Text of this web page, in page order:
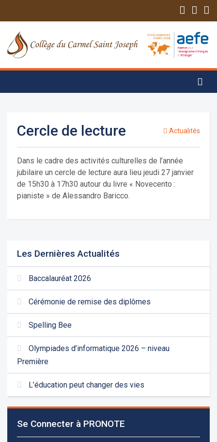
Cercle de lecture Actualités
Dans le cadre des activités culturelles de l’année
jubilaire un cercle de lecture aura lieu jeudi 27 janvier
de 15h30 à 17h30 autour du livre « Novecento :
pianiste » de Alessandro Baricco.
Les Dernières Actualités
Baccalauréat 2026
Cérémonie de remise des diplômes
Spelling Bee
Olympiades d’informatique 2026 – niveau
Première
L’éducation peut changer des vies
Se Connecter à PRONOTE
l'établissement selon des rendez-vous fixés à
l’avance.